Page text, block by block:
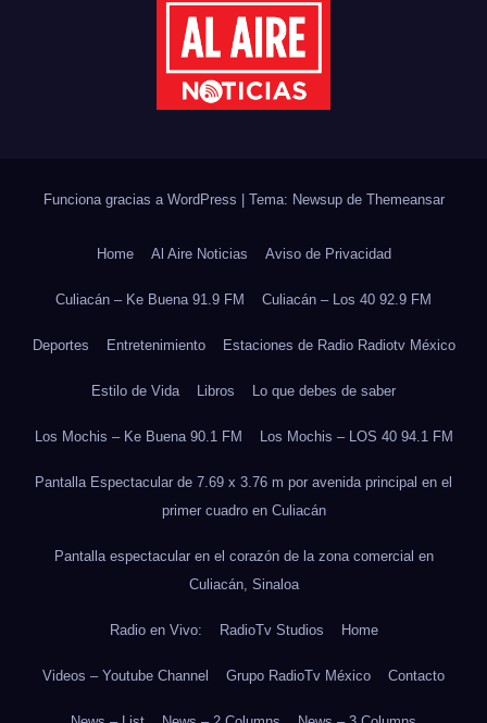
Funciona gracias a WordPress Tema: Newsup de Themeansar
Home Al Aire Noticias Aviso de Privacidad
Culiacán – Ke Buena 91.9 FM Culiacán – Los 40 92.9 FM
Deportes Entretenimiento Estaciones de Radio Radiotv México
Estilo de Vida Libros Lo que debes de saber
Los Mochis – Ke Buena 90.1 FM Los Mochis – LOS 40 94.1 FM
Pantalla Espectacular de 7.69 x 3.76 m por avenida principal en el
primer cuadro en Culiacán
Pantalla espectacular en el corazón de la zona comercial en
Culiacán, Sinaloa
Radio en Vivo: RadioTv Studios Home
Videos – Youtube Channel Grupo RadioTv México Contacto